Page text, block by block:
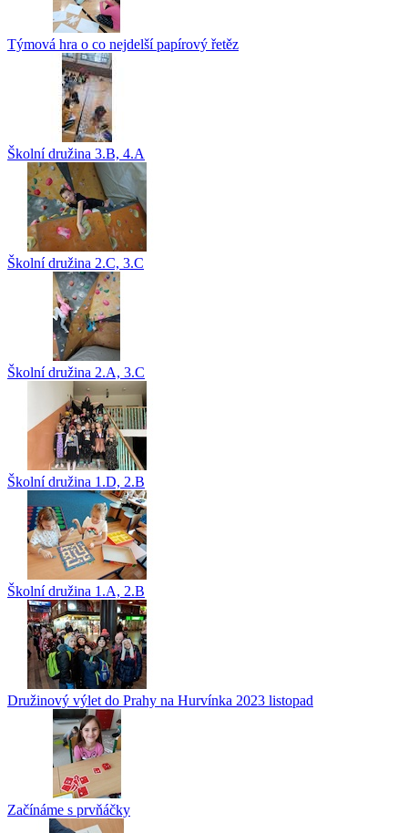
Týmová hra o co nejdelší papírový řetěz
Školní družina 3.B, 4.A
Školní družina 2.C, 3.C
Školní družina 2.A, 3.C
Školní družina 1.D, 2.B
Školní družina 1.A, 2.B
Družinový výlet do Prahy na Hurvínka 2023 listopad
Začínáme s prvňáčky